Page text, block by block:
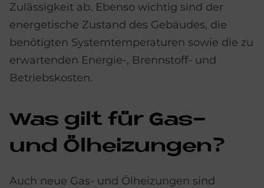
Zulässigkeit ab. Ebenso wichtig sind der
energetische Zustand des Gebäudes, die
benötigten Systemtemperaturen sowie die zu
erwartenden Energie-, Brennstoff- und
Betriebskosten.
Was gilt für Gas-
und Öl­hei­zun­gen?
Auch neue Gas- und Ölheizungen sind